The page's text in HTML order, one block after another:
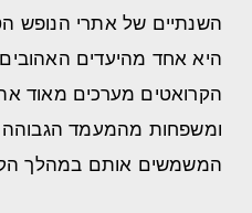
השנתיים של אתרי הנופש
היא אחד מהיעדים
הקרואטים מערכים מאוד את
ומשפחות מהמעמד הגבוהה
המשמשים אותם במהלך